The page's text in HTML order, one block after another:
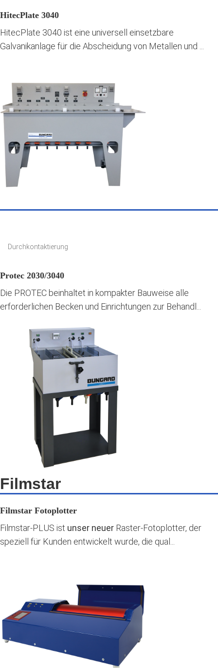
HitecPlate 3040
HitecPlate 3040 ist eine universell einsetzbare
Galvanikanlage für die Abscheidung von Metallen und ...
Protec 2030/3040
Durchkontaktierung
Die PROTEC beinhaltet in kompakter Bauweise alle
erforderlichen Becken und Einrichtungen zur Behandl...
Filmstar
Filmstar Fotoplotter
Filmstar-PLUS ist unser neuer Raster-Fotoplotter, der
speziell für Kunden entwickelt wurde, die qual...